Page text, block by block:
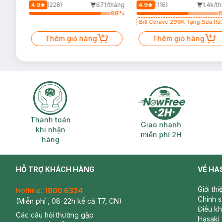
500ml
4.9 (228)
671/tháng
88%
Thêm giỏ hàng
Dầu 473ml
4.9 (116)
1.4k/
Bill Cerave 299K Tặng Sữa Rửa
Thêm giỏ hàng
Thanh toán khi nhận hàng
Thanh toán
khi nhận
hàng
Giao nhanh
Giao nhanh
miễn phí 2H
HỖ TRỢ KHÁCH HÀNG
Hotline: 1800 6324
(Miễn phí , 08-22h kể cả T7, CN)
Các câu hỏi thường gặp
VỀ
Giới
Chính
Điều
Hasaki